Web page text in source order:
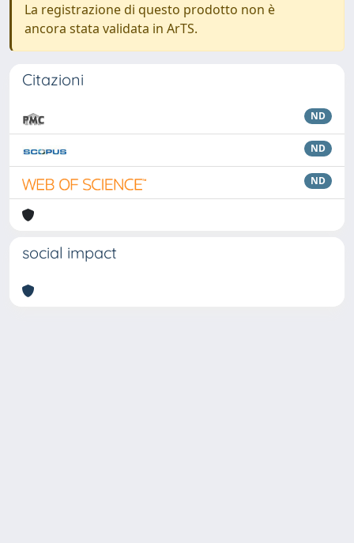
La registrazione di questo prodotto non è
ancora stata validata in ArTS.
Citazioni
ND
ND
ND
social impact